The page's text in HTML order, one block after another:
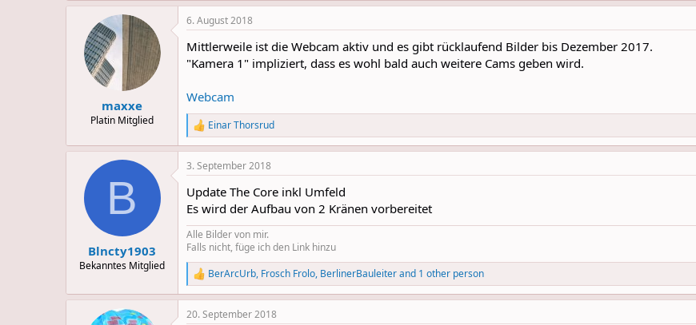
maxxe
Platin Mitglied
6. August 2018
Mittlerweile ist die Webcam aktiv und es gibt rücklaufend Bilder bis Dezember 2017.
"Kamera 1" impliziert, dass es wohl bald auch weitere Cams geben wird.
Webcam
R
e
a
c
i
o
s
:
Einar Thorsrud
B
Blncty1903
Bekanntes Mitglied
3. September 2018
Update The Core inkl Umfeld
Es wird der Aufbau von 2 Kränen vorbereitet
Alle Bilder von mir.
Falls nicht, füge ich den Link hinzu
R
e
a
c
BerArcUrb, Frosch Frolo, BerlinerBauleiterand 1 other person
20. September 2018